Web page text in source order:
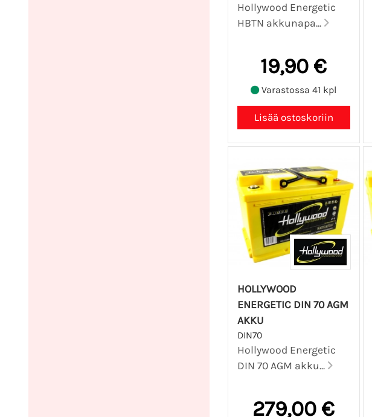
Hollywood Energetic
HBTN akkunapa...
19,90 €
Varastossa 41 kpl
HOLLYWOOD
ENERGETIC DIN 70 AGM
AKKU
DIN70
Hollywood Energetic
DIN 70 AGM akku...
279,00 €